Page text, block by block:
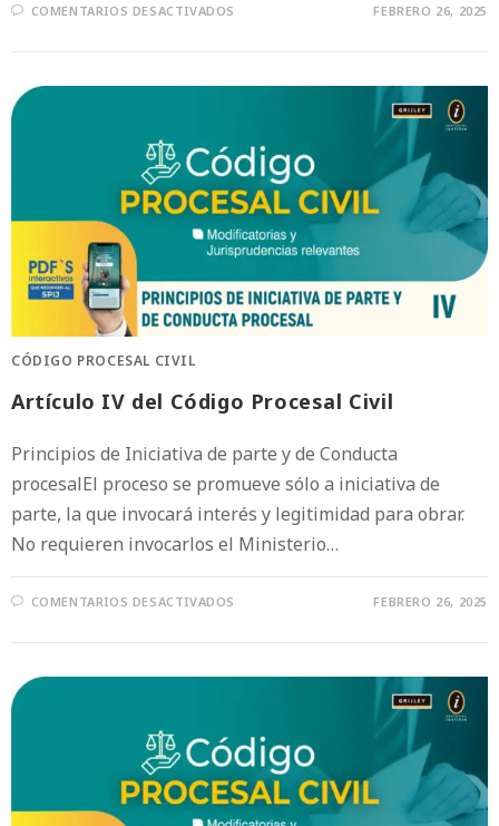
COMENTARIOS DESACTIVADOS FEBRERO 26, 2025
CÓDIGO PROCESAL CIVIL
Artículo IV del Código Procesal Civil
Principios de Iniciativa de parte y de Conducta
procesalEl proceso se promueve sólo a iniciativa de
parte, la que invocará interés y legitimidad para obrar.
No requieren invocarlos el Ministerio…
COMENTARIOS DESACTIVADOS FEBRERO 26, 2025